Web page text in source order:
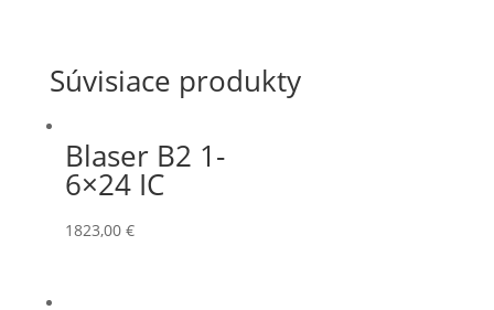
Súvisiace produkty
Blaser B2 1-
6×24 IC
1823,00 €